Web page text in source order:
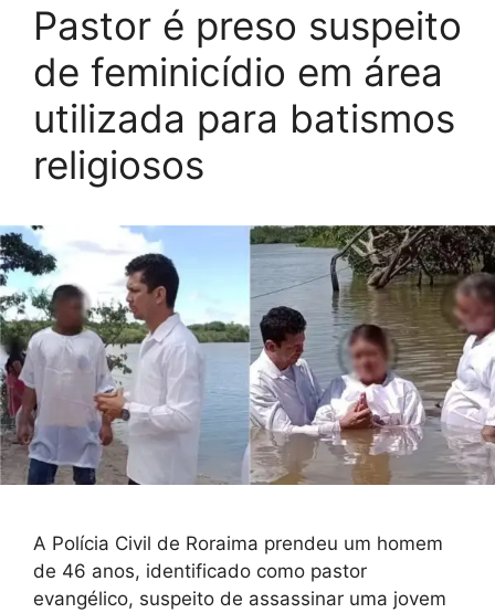
Pastor é preso suspeito
de feminicídio em área
utilizada para batismos
religiosos
A Polícia Civil de Roraima prendeu um homem
de 46 anos, identificado como pastor
evangélico, suspeito de assassinar uma jovem